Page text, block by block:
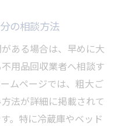
の相談方法
ある場合は、早めに大
用品回収業者へ相談す
ムページでは、粗大ご
法が詳細に掲載されて
。特に冷蔵庫やベッド